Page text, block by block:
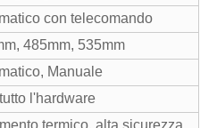
con telecomando
485mm, 535mm
Manuale
l'hardware
termico, alta sicurezza